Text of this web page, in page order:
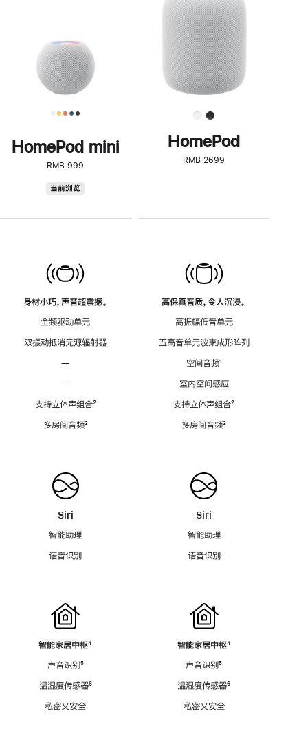
HomePod mini
RMB 999
当前浏览
身材小巧，声音超震撼。
全频驱动单元
双振动抵消无源辐射器
—
—
支持立体声组合脚
²
多房间音频脚
³
Siri
智能助理
语音识别
智能家居中枢脚
⁴
声音识别脚
⁵
温湿度传感器脚
⁶
私密又安全
了
解
HomePod<
HomePod
RMB 2699
高保真音质，令人沉浸。
高振幅低音单元
五高音单元波束成形阵列
空间音频脚
¹
室内空间感应
支持立体声组合脚
²
多房间音频脚
³
Siri
智能助理
语音识别
智能家居中枢脚
⁴
声音识别脚
⁵
温湿度传感器脚
⁶
私密又安全